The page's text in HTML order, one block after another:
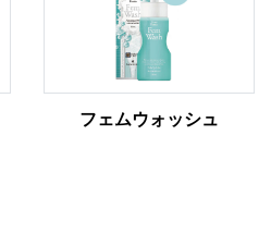
フェムウォッシュ